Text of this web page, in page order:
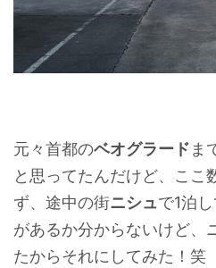
元々首都のベオグラード ま
と思ってたんだけど、ここ
ず、途中の街ニシュで1泊
があるか分からないけど、
たからそれにしてみた！笑